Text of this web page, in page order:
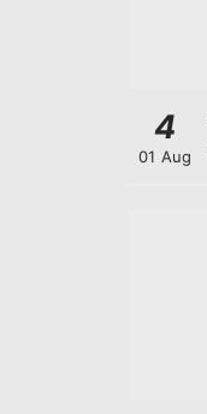
4
01 Aug